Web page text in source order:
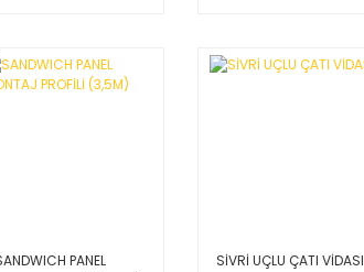
PANEL
SİVRİ UÇLU ÇATI VİDASI